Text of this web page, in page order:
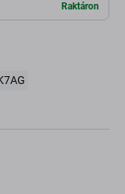
Raktáron